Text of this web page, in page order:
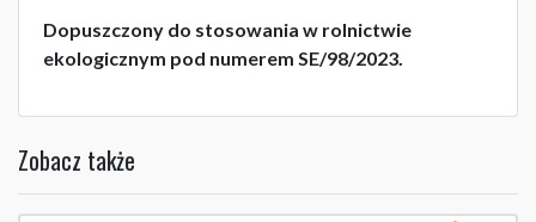
Dopuszczony do stosowania w rolnictwie
ekologicznym pod numerem SE/98/2023.
Zobacz także